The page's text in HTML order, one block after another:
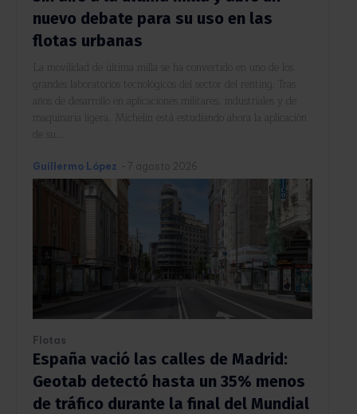
nuevo debate para su uso en las
flotas urbanas
La movilidad de última milla se ha convertido en uno de los
grandes laboratorios tecnológicos del sector del renting. Tras
años de desarrollo en aplicaciones militares, industriales y de
maquinaria ligera, Michelin está estudiando ahora la aplicación
de su...
Guillermo López - 7 agosto 2026
Flotas
España vació las calles de Madrid:
Geotab detectó hasta un 35% menos
de tráfico durante la final del Mundial